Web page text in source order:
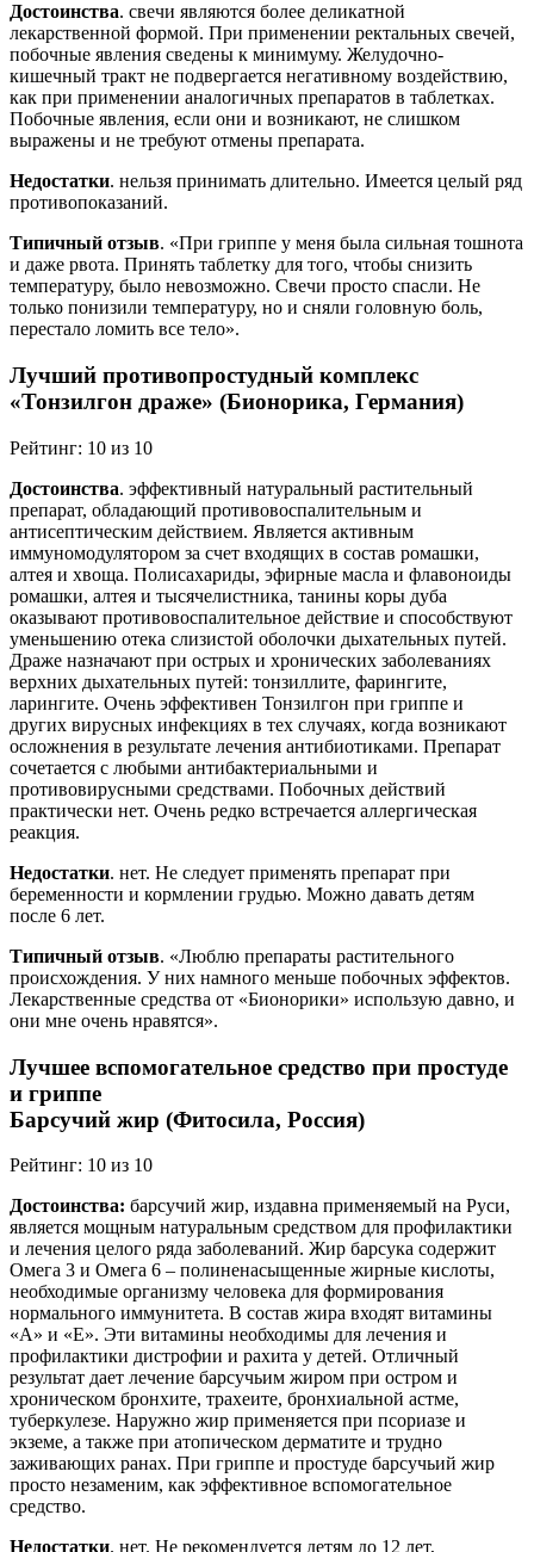
Достоинства. свечи являются более деликатной
лекарственной формой. При применении ректальных свечей,
побочные явления сведены к минимуму. Желудочно-
кишечный тракт не подвергается негативному воздействию,
как при применении аналогичных препаратов в таблетках.
Побочные явления, если они и возникают, не слишком
выражены и не требуют отмены препарата.
Недостатки. нельзя принимать длительно. Имеется целый ряд
противопоказаний.
Типичный отзыв. «При гриппе у меня была сильная тошнота
и даже рвота. Принять таблетку для того, чтобы снизить
температуру, было невозможно. Свечи просто спасли. Не
только понизили температуру, но и сняли головную боль,
перестало ломить все тело».
Лучший противопростудный комплекс
«Тонзилгон драже» (Бионорика, Германия)
Рейтинг: 10 из 10
Достоинства. эффективный натуральный растительный
препарат, обладающий противовоспалительным и
антисептическим действием. Является активным
иммуномодулятором за счет входящих в состав ромашки,
алтея и хвоща. Полисахариды, эфирные масла и флавоноиды
ромашки, алтея и тысячелистника, танины коры дуба
оказывают противовоспалительное действие и способствуют
уменьшению отека слизистой оболочки дыхательных путей.
Драже назначают при острых и хронических заболеваниях
верхних дыхательных путей: тонзиллите, фарингите,
ларингите. Очень эффективен Тонзилгон при гриппе и
других вирусных инфекциях в тех случаях, когда возникают
осложнения в результате лечения антибиотиками. Препарат
сочетается с любыми антибактериальными и
противовирусными средствами. Побочных действий
практически нет. Очень редко встречается аллергическая
реакция.
Недостатки. нет. Не следует применять препарат при
беременности и кормлении грудью. Можно давать детям
после 6 лет.
Типичный отзыв. «Люблю препараты растительного
происхождения. У них намного меньше побочных эффектов.
Лекарственные средства от «Бионорики» использую давно, и
они мне очень нравятся».
Лучшее вспомогательное средство при простуде
и гриппе
Барсучий жир (Фитосила, Россия)
Рейтинг: 10 из 10
Достоинства: барсучий жир, издавна применяемый на Руси,
является мощным натуральным средством для профилактики
и лечения целого ряда заболеваний. Жир барсука содержит
Омега 3 и Омега 6 – полиненасыщенные жирные кислоты,
необходимые организму человека для формирования
нормального иммунитета. В состав жира входят витамины
«А» и «Е». Эти витамины необходимы для лечения и
профилактики дистрофии и рахита у детей. Отличный
результат дает лечение барсучьим жиром при остром и
хроническом бронхите, трахеите, бронхиальной астме,
туберкулезе. Наружно жир применяется при псориазе и
экземе, а также при атопическом дерматите и трудно
заживающих ранах. При гриппе и простуде барсучьий жир
просто незаменим, как эффективное вспомогательное
средство.
Недостатки. нет. Не рекомендуется детям до 12 лет,